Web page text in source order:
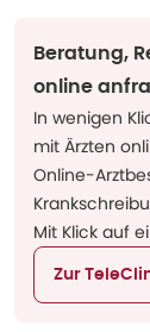
Beratung,
online
In wenigen
mit Ärzten
Online-
Mit Klick auf
Zur